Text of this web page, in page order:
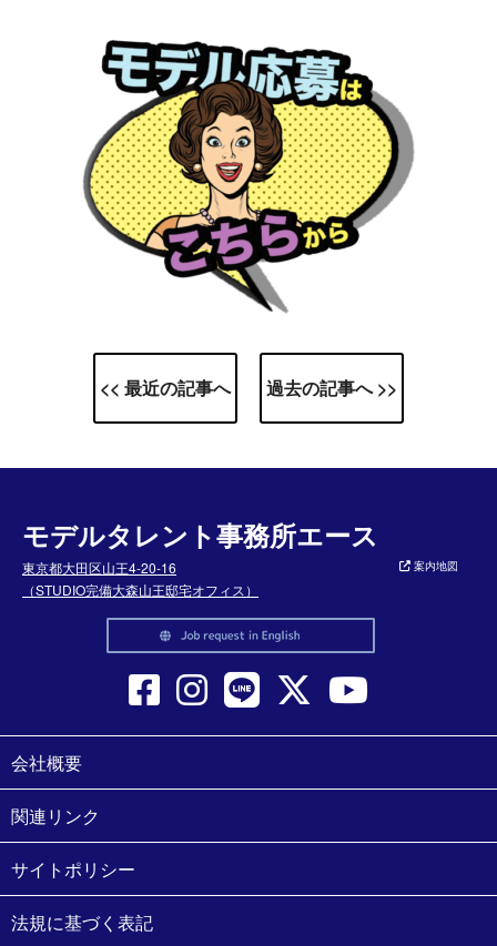
<< 最近の記事へ 過去の記事へ >>
モデルタレント事務所エース
東京都大田区山王4-20-16
（STUDIO完備大森山王邸宅オフィス）
案内地図
会社概要
関連リンク
サイトポリシー
法規に基づく表記